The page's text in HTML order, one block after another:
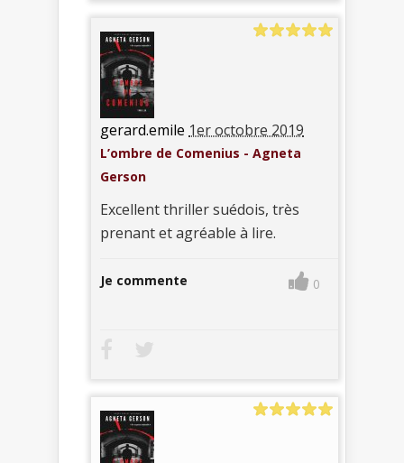
gerard.emile 1er octobre 2019
L’ombre de Comenius - Agneta
Gerson
Excellent thriller suédois, très
prenant et agréable à lire.
Je commente 0